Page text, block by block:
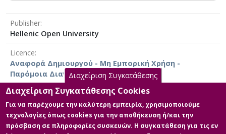
Finally, since there is no comprehensive framework of
teaching negation in Greek Secondary Education,
descriptive grammars and the conclusions of the
respective linguistic research, in order to enrich the
teaching methods and strategies that Secondary
Education teachers could implement for the teaching
of grammar.
Publisher
Hellenic Open University
Licence
Αναφορά Δημιουργού - Μη Εμπορική Χρήση -
Παρόμοια Διανομή 4.0 Διεθνές
Main Files
Διαχείριση Συγκατάθεσης
Διαχείριση Συγκατάθεσης Cookies
Για να παρέχουμε την καλύτερη εμπειρία, χρησιμοποιούμε
τεχνολογίες όπως cookies για την αποθήκευση ή/και την
πρόσβαση σε πληροφορίες συσκευών. Η συγκατάθεση για τις εν